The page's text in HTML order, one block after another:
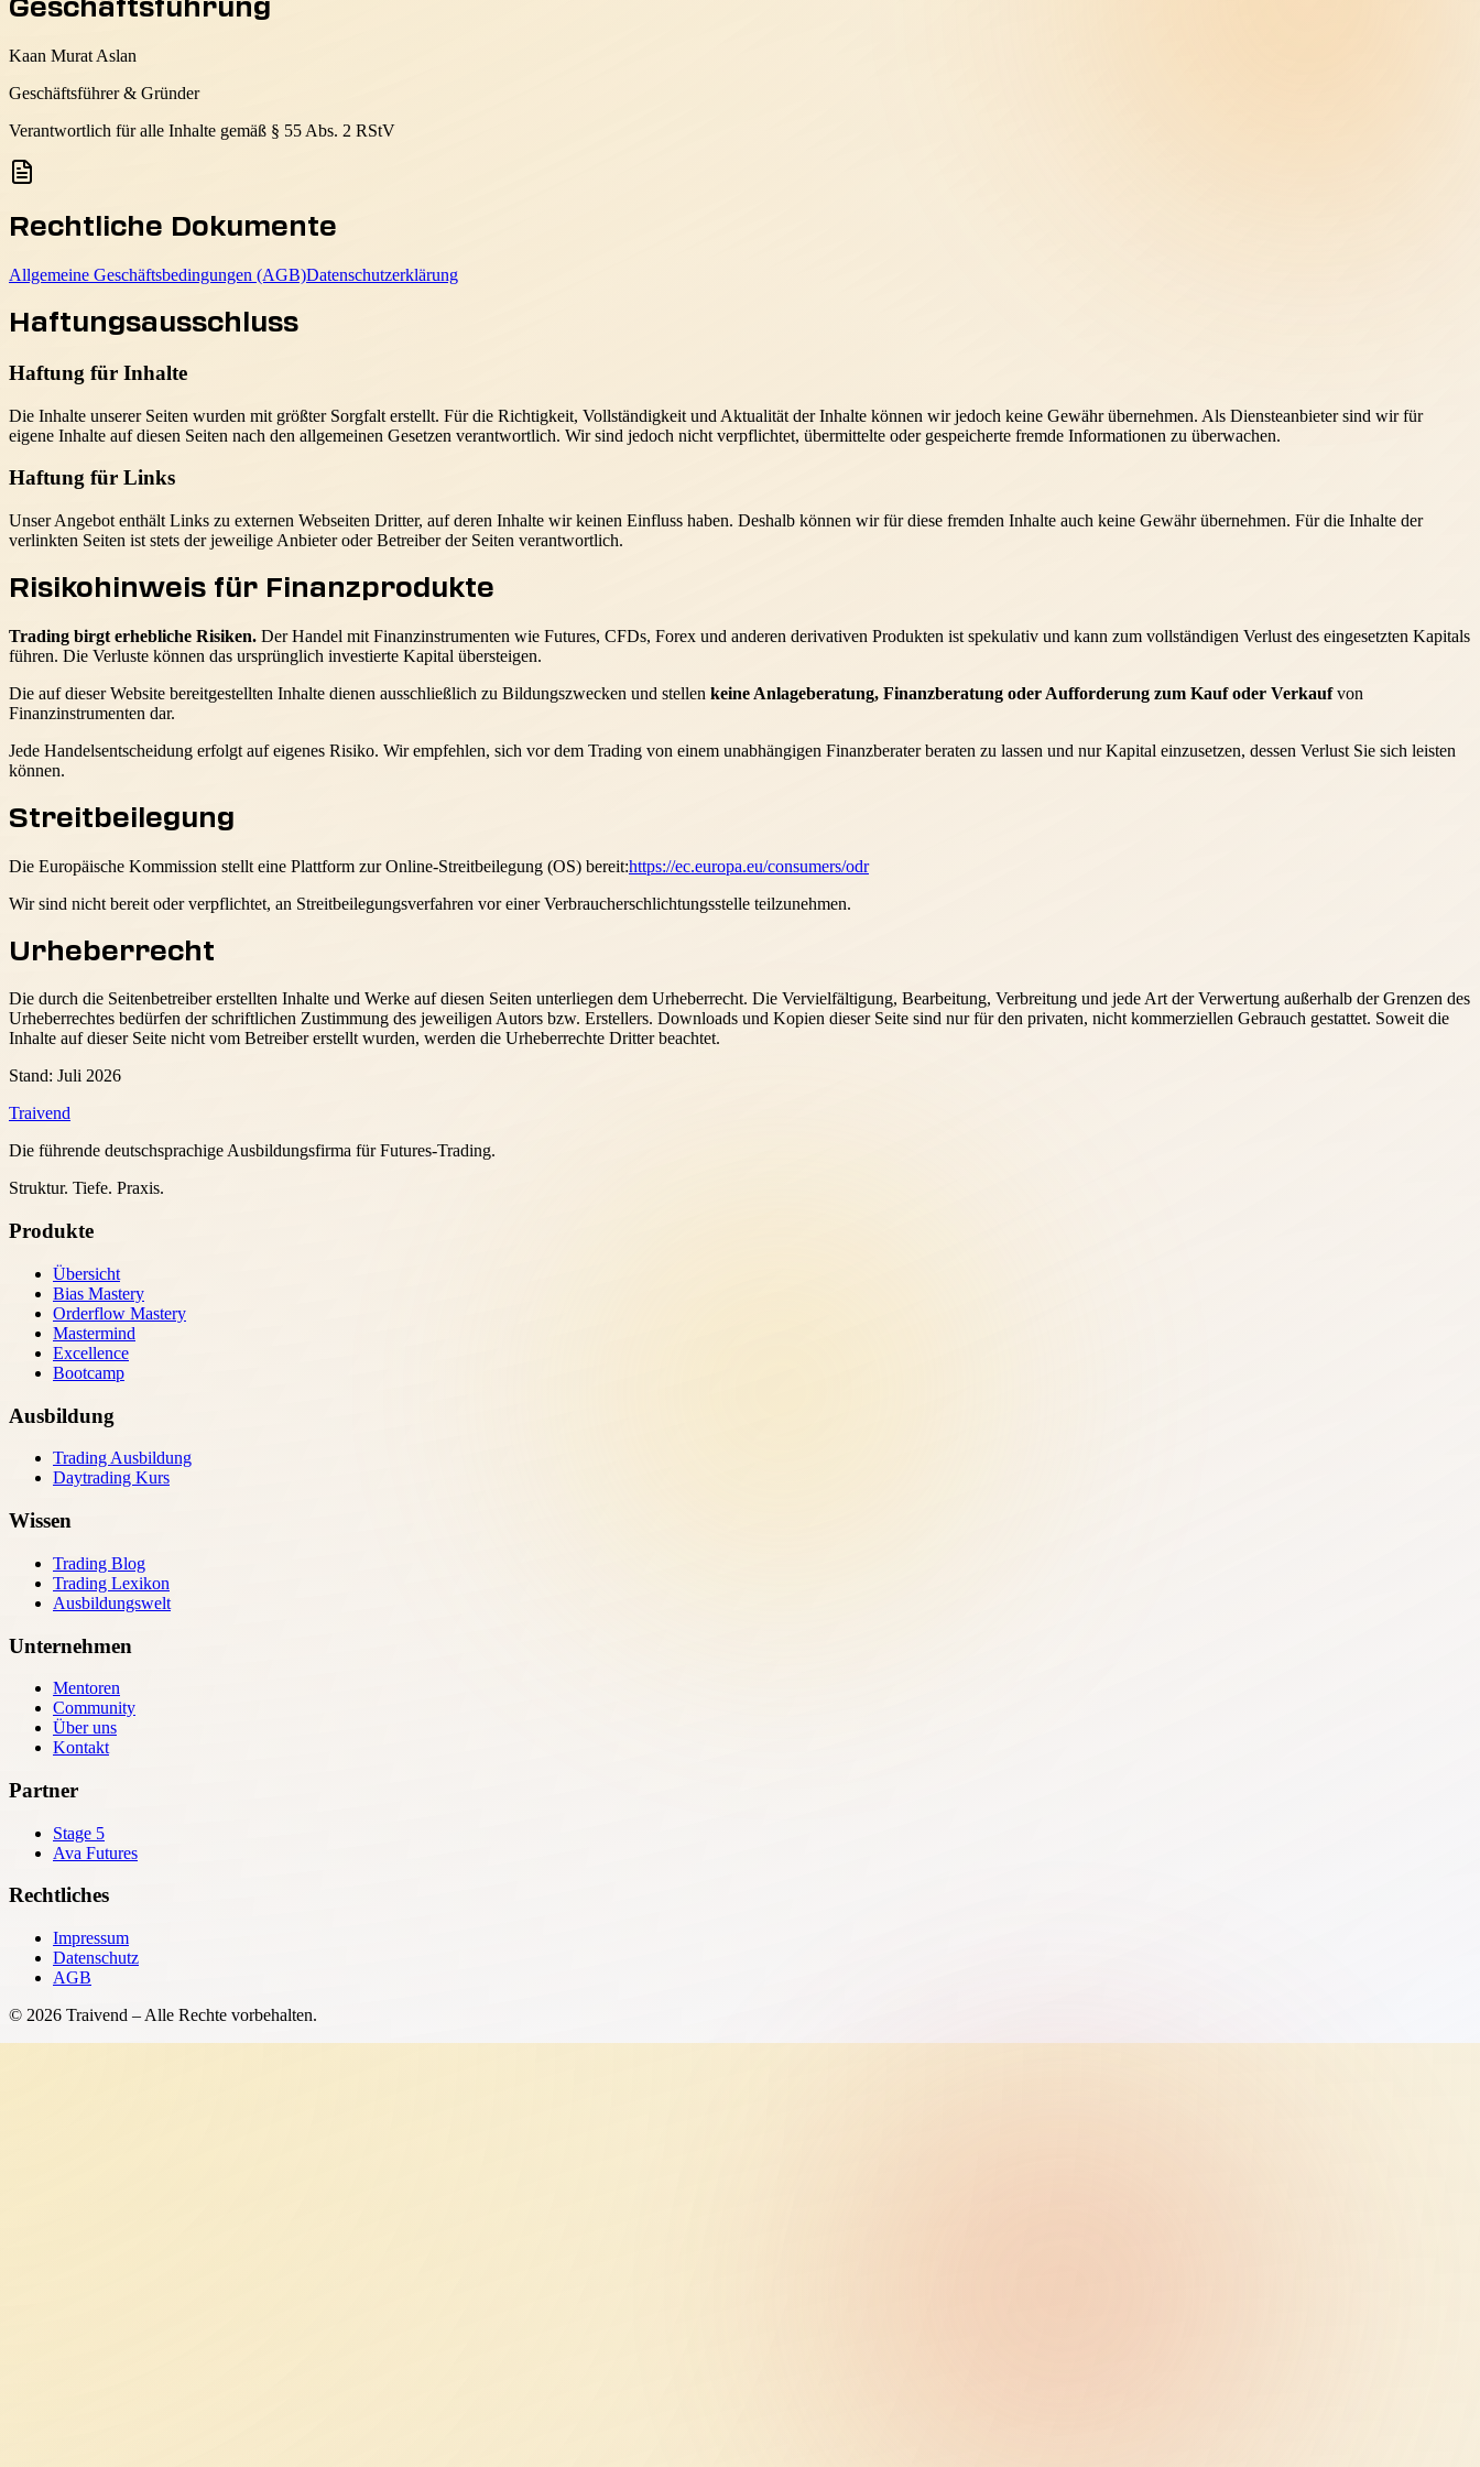
Geschäftsführung
Kaan Murat Aslan
Geschäftsführer & Gründer
Verantwortlich für alle Inhalte gemäß § 55 Abs. 2 RStV
Rechtliche Dokumente
Allgemeine Geschäftsbedingungen (AGB)Datenschutzerklärung
Haftungsausschluss
Haftung für Inhalte
Die Inhalte unserer Seiten wurden mit größter Sorgfalt erstellt. Für die Richtigkeit, Vollständigkeit und Aktualität der Inhalte können wir jedoch keine Gewähr übernehmen. Als Diensteanbieter sind wir für
eigene Inhalte auf diesen Seiten nach den allgemeinen Gesetzen verantwortlich. Wir sind jedoch nicht verpflichtet, übermittelte oder gespeicherte fremde Informationen zu überwachen.
Haftung für Links
Unser Angebot enthält Links zu externen Webseiten Dritter, auf deren Inhalte wir keinen Einfluss haben. Deshalb können wir für diese fremden Inhalte auch keine Gewähr übernehmen. Für die Inhalte der
verlinkten Seiten ist stets der jeweilige Anbieter oder Betreiber der Seiten verantwortlich.
Risikohinweis für Finanzprodukte
Trading birgt erhebliche Risiken. Der Handel mit Finanzinstrumenten wie Futures, CFDs, Forex und anderen derivativen Produkten ist spekulativ und kann zum vollständigen Verlust des eingesetzten Kapitals
führen. Die Verluste können das ursprünglich investierte Kapital übersteigen.
Die auf dieser Website bereitgestellten Inhalte dienen ausschließlich zu Bildungszwecken und stellen keine Anlageberatung, Finanzberatung oder Aufforderung zum Kauf oder Verkaufvon
Finanzinstrumenten dar.
Jede Handelsentscheidung erfolgt auf eigenes Risiko. Wir empfehlen, sich vor dem Trading von einem unabhängigen Finanzberater beraten zu lassen und nur Kapital einzusetzen, dessen Verlust Sie sich leisten
können.
Streitbeilegung
Die Europäische Kommission stellt eine Plattform zur Online-Streitbeilegung (OS) bereit:https://ec.europa.eu/consumers/odr
Wir sind nicht bereit oder verpflichtet, an Streitbeilegungsverfahren vor einer Verbraucherschlichtungsstelle teilzunehmen.
Urheberrecht
Die durch die Seitenbetreiber erstellten Inhalte und Werke auf diesen Seiten unterliegen dem Urheberrecht. Die Vervielfältigung, Bearbeitung, Verbreitung und jede Art der Verwertung außerhalb der Grenzen des
Urheberrechtes bedürfen der schriftlichen Zustimmung des jeweiligen Autors bzw. Erstellers. Downloads und Kopien dieser Seite sind nur für den privaten, nicht kommerziellen Gebrauch gestattet. Soweit die
Inhalte auf dieser Seite nicht vom Betreiber erstellt wurden, werden die Urheberrechte Dritter beachtet.
Stand: Juli 2026
Traivend
Die führende deutschsprachige Ausbildungsfirma für Futures-Trading.
Struktur. Tiefe. Praxis.
Produkte
Übersicht
Bias Mastery
Orderflow Mastery
Mastermind
Excellence
Bootcamp
Ausbildung
Trading Ausbildung
Daytrading Kurs
Wissen
Trading Blog
Trading Lexikon
Ausbildungswelt
Unternehmen
Mentoren
Community
Über uns
Kontakt
Partner
Stage 5
Ava Futures
Rechtliches
Impressum
Datenschutz
AGB
© 2026 Traivend – Alle Rechte vorbehalten.